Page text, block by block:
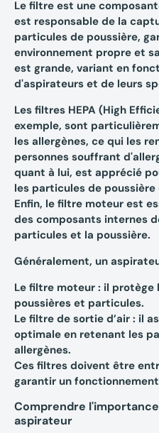
Le filtre est une
est responsable de la
particules de poussière,
environnement propre et
est grande, variant en
d'aspirateurs et de leurs
Les filtres HEPA (High
exemple, sont
les allergènes, ce qui les
personnes souffrant
quant à lui, est apprécié
les particules de
Enfin, le filtre moteur est
des composants internes
particules et la poussière.
Généralement, un
Le filtre moteur : il protège
poussières et particules.
Le filtre de sortie d’air : il
optimale en retenant les
allergènes.
Ces filtres doivent être
garantir un
Comprendre
aspirateur